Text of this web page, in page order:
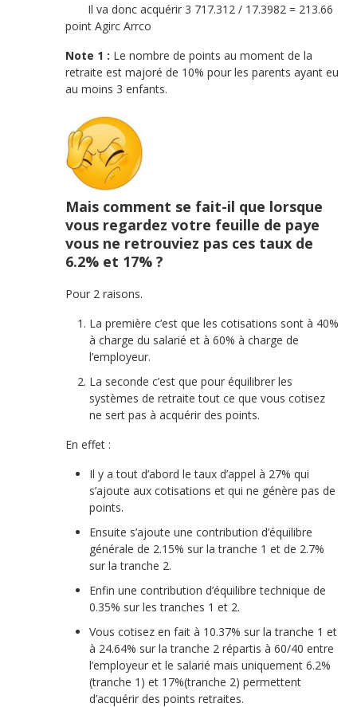
Il va donc acquérir 3 717.312 / 17.3982 = 213.66
point Agirc Arrco
Note 1 : Le nombre de points au moment de la
retraite est majoré de 10% pour les parents ayant eu
au moins 3 enfants.
Mais comment se fait-il que lorsque
vous regardez votre feuille de paye
vous ne retrouviez pas ces taux de
6.2% et 17% ?
Pour 2 raisons.
La première c’est que les cotisations sont à 40%
à charge du salarié et à 60% à charge de
l’employeur.
La seconde c’est que pour équilibrer les
systèmes de retraite tout ce que vous cotisez
ne sert pas à acquérir des points.
En effet :
Il y a tout d’abord le taux d’appel à 27% qui
s’ajoute aux cotisations et qui ne génère pas de
points.
Ensuite s’ajoute une contribution d’équilibre
générale de 2.15% sur la tranche 1 et de 2.7%
sur la tranche 2.
Enfin une contribution d’équilibre technique de
0.35% sur les tranches 1 et 2.
Vous cotisez en fait à 10.37% sur la tranche 1 et
à 24.64% sur la tranche 2 répartis à 60/40 entre
l’employeur et le salarié mais uniquement 6.2%
(tranche 1) et 17%(tranche 2) permettent
d’acquérir des points retraites.